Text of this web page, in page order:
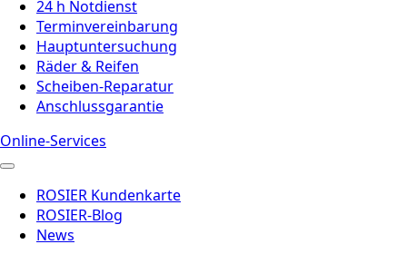
24 h Notdienst
Terminvereinbarung
Hauptuntersuchung
Räder & Reifen
Scheiben-Reparatur
Anschlussgarantie
Online-Services
ROSIER Kundenkarte
ROSIER-Blog
News